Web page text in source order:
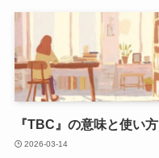
『TBC』の意味と使い方
2026-03-14